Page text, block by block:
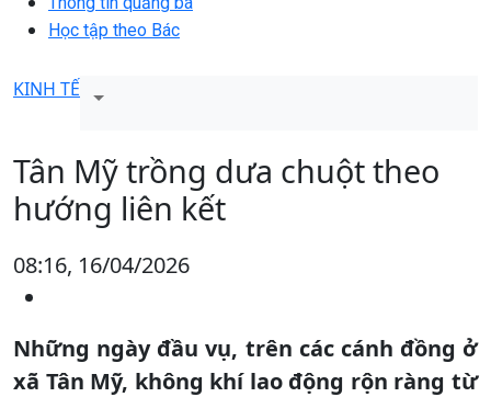
Học tập theo Bác
KINH TẾ
Tân Mỹ trồng dưa chuột theo
hướng liên kết
08:16, 16/04/2026
Những ngày đầu vụ, trên các cánh đồng ở
xã Tân Mỹ, không khí lao động rộn ràng từ